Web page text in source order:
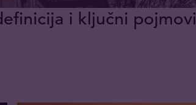
i ključni pojmovi